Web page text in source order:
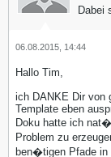
Dabei
06.08.2015, 14:44
Hallo Tim,
ich DANKE Dir von
Template eben
Doku hatte ich
Problem zu
ben�tigen Pfade in